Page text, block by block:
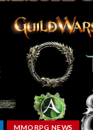
MMORPG NEWS